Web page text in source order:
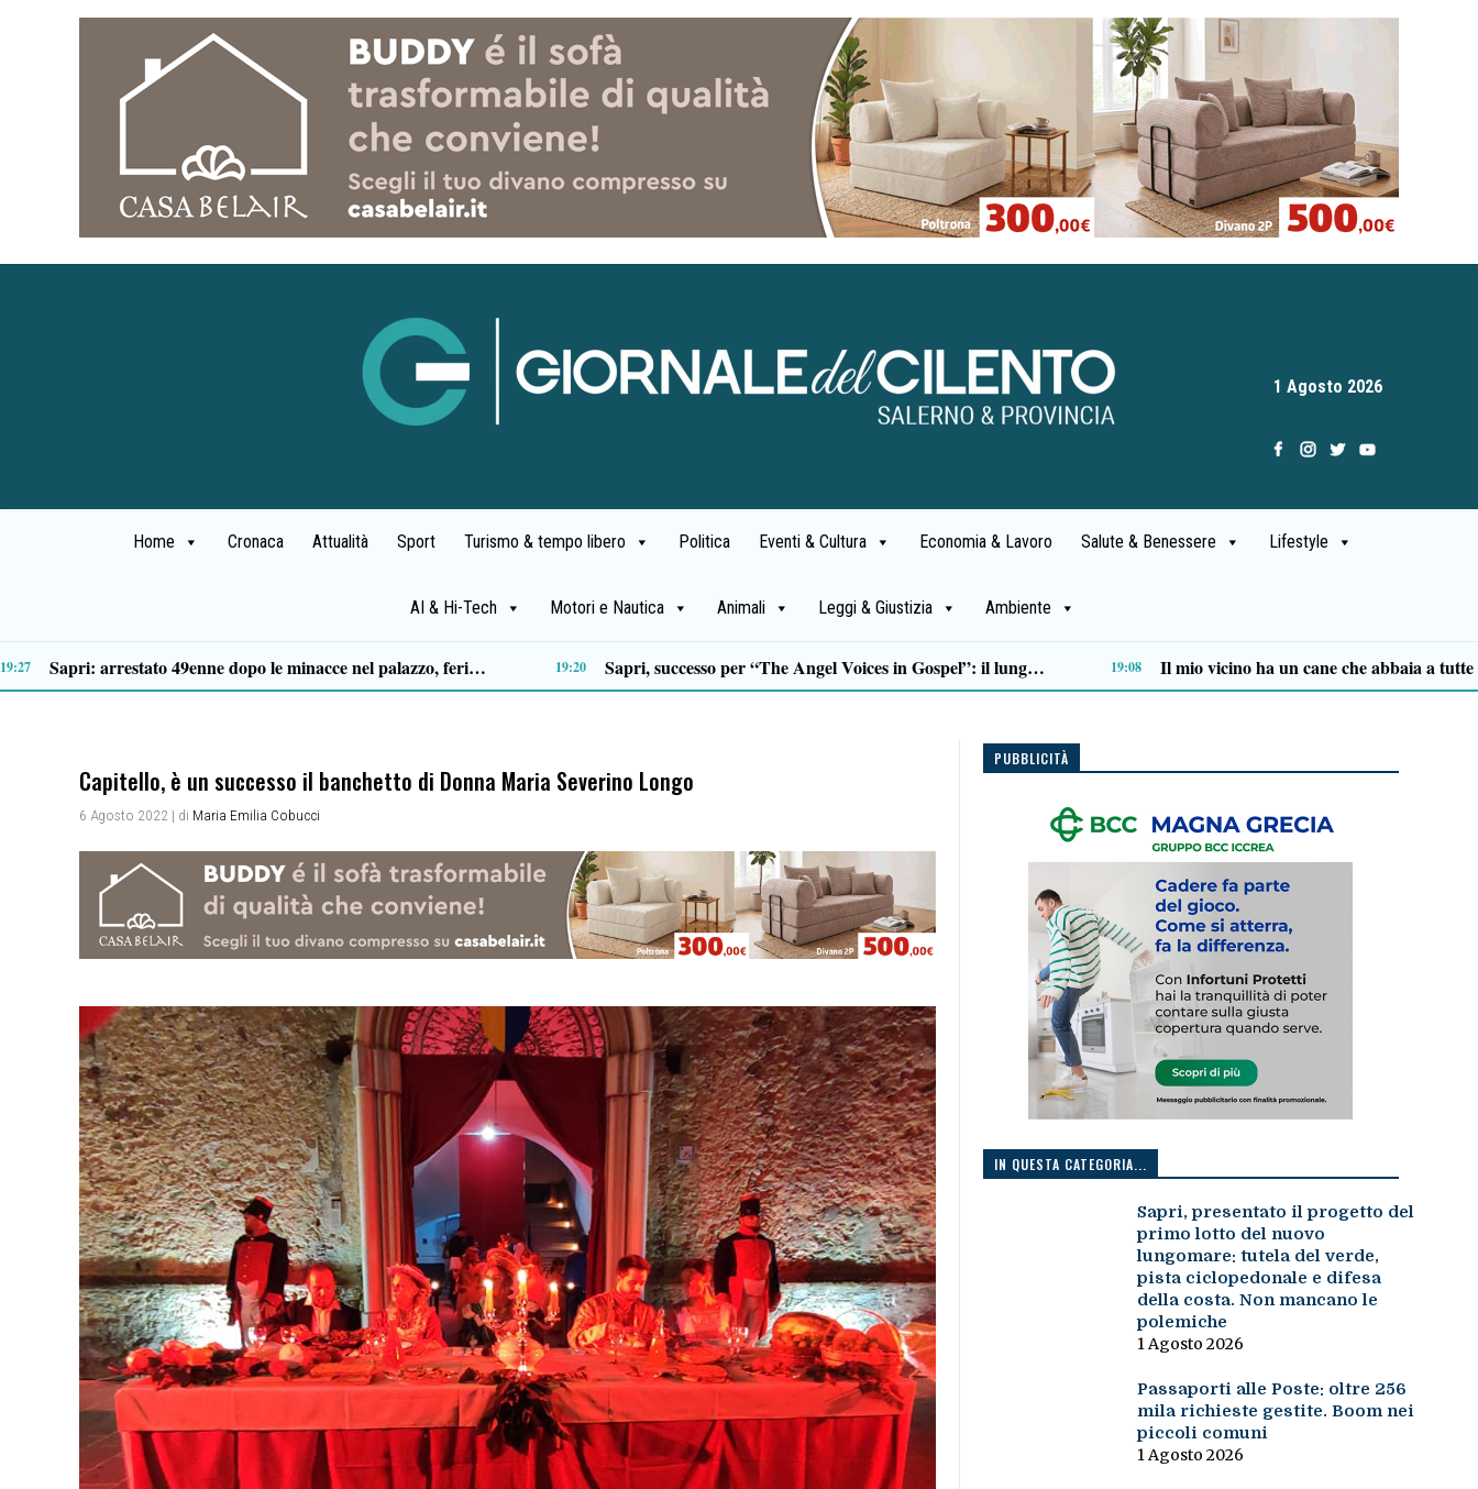
1 Agosto 2026
Home Cronaca Attualità Sport Turismo & tempo libero Politica Eventi & Cultura Economia & Lavoro Salute & Benessere Lifestyle
AI & Hi-Tech Motori e Nautica Animali Leggi & Giustizia Ambiente
muore motociclista di 37 anni 13:20 Sette italiani su dieci preferiscono le destinazioni nazionali per le vacanze di agosto 12:59 “Come vele al vento” di Angela Veneroso chiude con successo la rassegna letteraria a Pisciotta 12:37
Capitello, è un successo il banchetto di Donna Maria Severino Longo
6 Agosto 2022 | di Maria Emilia Cobucci
PUBBLICITÀ
IN QUESTA CATEGORIA...
Sapri, presentato il progetto del
primo lotto del nuovo
lungomare: tutela del verde,
pista ciclopedonale e difesa
della costa. Non mancano le
polemiche
1 Agosto 2026
Passaporti alle Poste: oltre 256
mila richieste gestite. Boom nei
piccoli comuni
1 Agosto 2026